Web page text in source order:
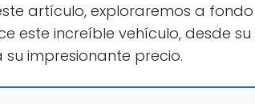
artículo, exploraremos a fondo
este increíble vehículo, desde su
impresionante precio.